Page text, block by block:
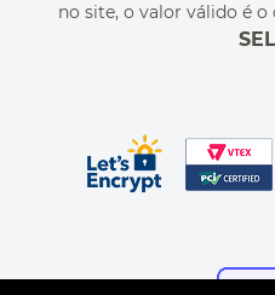
no site, o valor válido é